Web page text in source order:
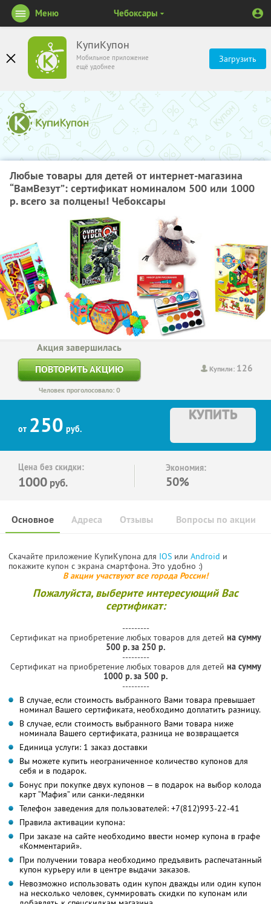
КупиКупон
Мобильное приложение
ещё удобнее
Загрузить
Меню Чебоксары
Любые товары для детей от интернет-магазина
“ВамВезут”: сертификат номиналом 500 или 1000
р. всего за полцены! Чебоксары
Купили: 126
Акция завершилась
ПОВТОРИТЬ АКЦИЮ
Человек проголосовало: 0
от 250 руб.
КУПИТЬ
Цена без скидки:
1000 руб.
Экономия:
50%
Основное Отзывы Вопросы по акции
Адреса
Скачайте приложение КупиКупона для IOS или Android и
покажите купон с экрана смартфона. Это удобно :)
В акции участвуют все города России!
Пожалуйста, выберите интересующий Вас
сертификат:
---------
Сертификат на приобретение любых товаров для детей на сумму
500 р. за 250 р.
---------
Сертификат на приобретение любых товаров для детей на сумму
1000 р. за 500 р.
---------
В случае, если стоимость выбранного Вами товара превышает
номинал Вашего сертификата, необходимо доплатить разницу.
В случае, если стоимость выбранного Вами товара ниже
номинала Вашего сертификата, разница не возвращается
Единица услуги: 1 заказ доставки
Вы можете купить неограниченное количество купонов для
себя и в подарок.
Бонус при покупке двух купонов — в подарок на выбор колода
карт “Мафия” или санки-ледянки
Телефон заведения для пользователей: +7(812)993-22-41
Правила активации купона:
При заказе на сайте необходимо ввести номер купона в графе
«Комментарий».
При получении товара необходимо предъявить распечатанный
купон курьеру или в центре выдачи заказов.
Невозможно использовать один купон дважды или один купон
на несколько человек, суммировать скидки по купонам или